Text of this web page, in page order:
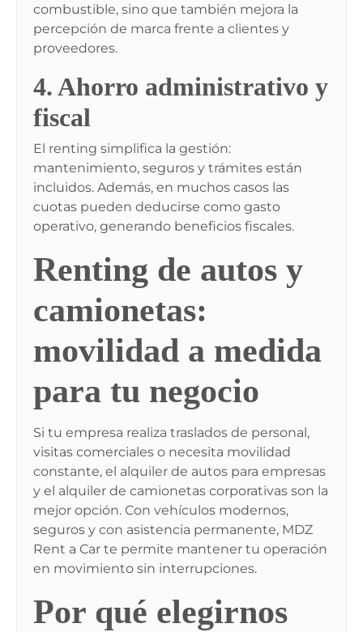
combustible, sino que también mejora la
percepción de marca frente a clientes y
proveedores.
4. Ahorro administrativo y
fiscal
El renting simplifica la gestión:
mantenimiento, seguros y trámites están
incluidos. Además, en muchos casos las
cuotas pueden deducirse como gasto
operativo, generando beneficios fiscales.
Renting de autos y
camionetas:
movilidad a medida
para tu negocio
Si tu empresa realiza traslados de personal,
visitas comerciales o necesita movilidad
constante, el alquiler de autos para empresas
y el alquiler de camionetas corporativas son la
mejor opción. Con vehículos modernos,
seguros y con asistencia permanente, MDZ
Rent a Car te permite mantener tu operación
en movimiento sin interrupciones.
Por qué elegirnos